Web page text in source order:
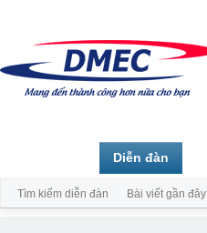
Diễn đàn
Tìm kiếm diễn đàn Bài viết gần đây